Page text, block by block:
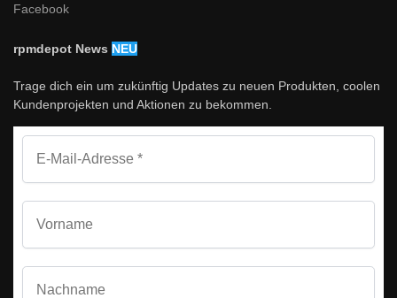
Facebook
rpmdepot News NEU
Trage dich ein um zukünftig Updates zu neuen Produkten, coolen
Kundenprojekten und Aktionen zu bekommen.